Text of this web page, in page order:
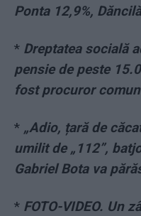
Ponta 12,9%,
* Dreptatea socială
pensie de peste
fost procuror
* „Adio, țară de
umilit de „112”,
Gabriel Bota va
* FOTO-VIDEO. Un